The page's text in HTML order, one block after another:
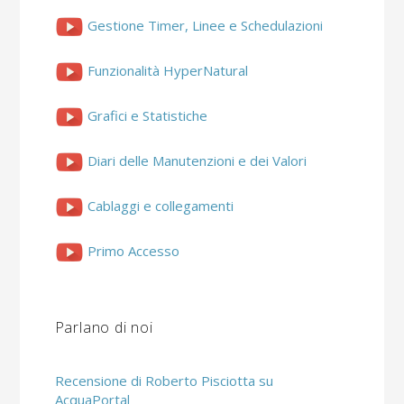
Gestione Timer, Linee e Schedulazioni
Funzionalità HyperNatural
Grafici e Statistiche
Diari delle Manutenzioni e dei Valori
Cablaggi e collegamenti
Primo Accesso
Parlano di noi
Recensione di Roberto Pisciotta su
AcquaPortal